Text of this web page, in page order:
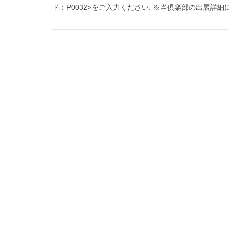
ド：P0032>をご入力ください. ※当倶楽部の出展詳細